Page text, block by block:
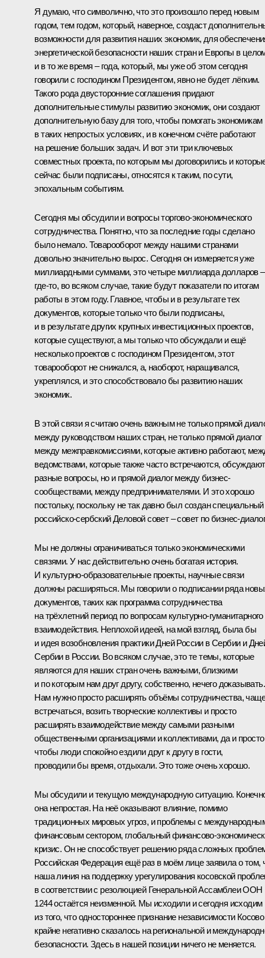
Я думаю, что символично, что это произошло перед новым
годом, тем годом, который, наверное, создаст
возможности для развития наших экономик, для
энергетической безопасности наших стран и Европы в
и в то же время – года, который, мы уже об этом сегодня
говорили с господином Президентом, явно не будет лёгким.
Такого рода двусторонние соглашения придают
дополнительные стимулы развитию экономик, они создают
дополнительную базу для того, чтобы помогать экономикам
в таких непростых условиях, и в конечном счёте работают
на решение больших задач. И вот эти три ключевых
совместных проекта, по которым мы договорились и
сейчас были подписаны, относятся к таким, по сути,
эпохальным событиям.
Сегодня мы обсудили и вопросы торгово-экономического
сотрудничества. Понятно, что за последние годы сделано
было немало. Товарооборот между нашими странами
довольно значительно вырос. Сегодня он измеряется уже
миллиардными суммами, это четыре миллиарда долларов –
где‑то, во всяком случае, такие будут показатели по итогам
работы в этом году. Главное, чтобы и в результате тех
документов, которые только что были подписаны,
и в результате других крупных инвестиционных проектов,
которые существуют, а мы только что обсуждали и ещё
несколько проектов с господином Президентом, этот
товарооборот не снижался, а, наоборот, наращивался,
укреплялся, и это способствовало бы развитию наших
экономик.
В этой связи я считаю очень важным не только прямой
между руководством наших стран, не только прямой диалог
между межправкомиссиями, которые активно работают,
ведомствами, которые также часто встречаются, обсуждают
разные вопросы, но и прямой диалог между бизнес-
сообществами, между предпринимателями. И это хорошо
постольку, поскольку не так давно был создан специальный
российско-сербский Деловой совет – совет по бизнес-
Мы не должны ограничиваться только экономическими
связями. У нас действительно очень богатая история.
И культурно-образовательные проекты, научные связи
должны расширяться. Мы говорили о подписании ряда
документов, таких как программа сотрудничества
на трёхлетний период по вопросам культурно-гуманитарного
взаимодействия. Неплохой идеей, на мой взгляд, была бы
и идея возобновления практики Дней России в Сербии и
Сербии в России. Во всяком случае, это те темы, которые
являются для наших стран очень важными, близкими
и по которым нам друг другу, собственно, нечего доказывать.
Нам нужно просто расширять объёмы сотрудничества, чаще
встречаться, возить творческие коллективы и просто
расширять взаимодействие между самыми разными
общественными организациями и коллективами, да и просто
чтобы люди спокойно ездили друг к другу в гости,
проводили бы время, отдыхали. Это тоже очень хорошо.
Мы обсудили и текущую международную ситуацию.
она непростая. На неё оказывают влияние, помимо
традиционных мировых угроз, и проблемы с
финансовым сектором, глобальный финансово-
кризис. Он не способствует решению ряда сложных
Российская Федерация ещё раз в моём лице заявила о том,
наша линия на поддержку урегулирования косовской
в соответствии с резолюцией Генеральной Ассамблеи ООН
1244 остаётся неизменной. Мы исходили и сегодня исходим
из того, что одностороннее признание независимости Косово
крайне негативно сказалось на региональной и
безопасности. Здесь в нашей позиции ничего не меняется.